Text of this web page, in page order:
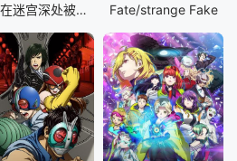
差点在迷宫深处被信任的伙伴杀掉，但靠着天赐技能「无限扭蛋」获得等级9999的伙伴，我要向前队友和世界展开复仇&amp;「给他们好看！」 Fate/strange Fake